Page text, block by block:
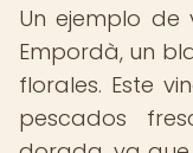
Un ejemplo
Empordà, un
florales. Este
pescados